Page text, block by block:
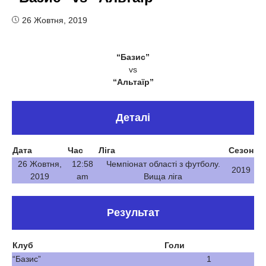
26 Жовтня, 2019
“Базис”
vs
“Альтаїр”
Деталі
Дата Час Ліга
Сезон
26 Жовтня,
2019
12:58
am
Чемпіонат області з футболу.
Вища ліга
2019
Результат
Клуб
Голи
“Базис”
1